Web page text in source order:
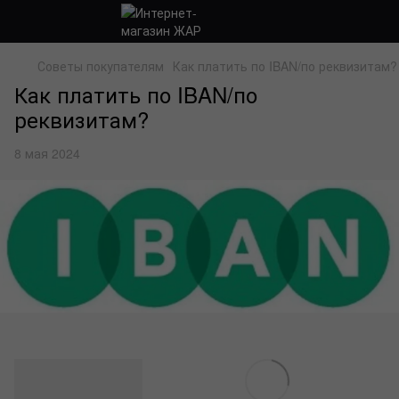
Советы покупателям Как платить по IBAN/по реквизитам?
Как платить по IBAN/по
реквизитам?
8 мая 2024